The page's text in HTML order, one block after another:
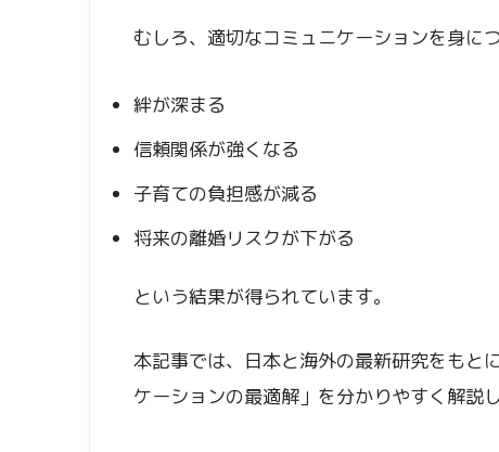
むしろ、適切なコミュニケーションを身に
絆が深まる
信頼関係が強くなる
子育ての負担感が減る
将来の離婚リスクが下がる
という結果が得られています。
本記事では、日本と海外の最新研究をもと
ケーションの最適解」を分かりやすく解説し